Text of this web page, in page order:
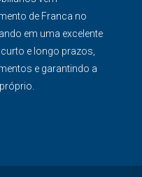
de Franca no
em uma excelente
e longo prazos,
e garantindo a